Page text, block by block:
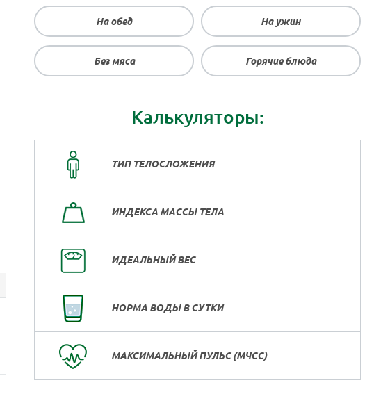
На обед На ужин
Без мяса Горячие блюда
Калькуляторы:
ТИП ТЕЛОСЛОЖЕНИЯ
ИНДЕКСА МАССЫ ТЕЛА
ИДЕАЛЬНЫЙ ВЕС
НОРМА ВОДЫ В СУТКИ
МАКСИМАЛЬНЫЙ ПУЛЬС (МЧСС)